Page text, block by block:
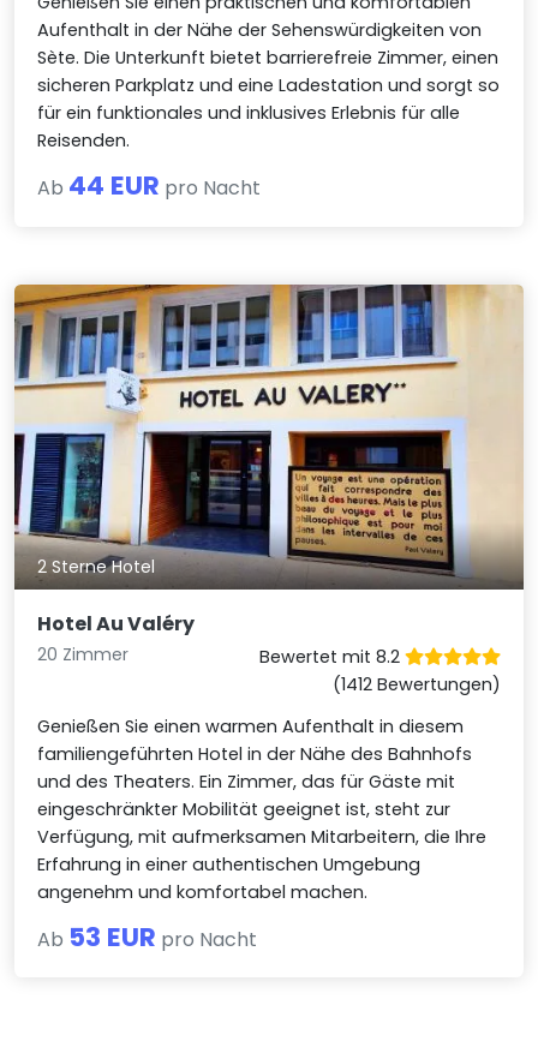
Aufenthalt in der Nähe der Sehenswürdigkeiten von
Sète. Die Unterkunft bietet barrierefreie Zimmer, einen
sicheren Parkplatz und eine Ladestation und sorgt so
für ein funktionales und inklusives Erlebnis für alle
Reisenden.
Ab 44 EUR pro Nacht
2 Sterne Hotel
Hotel Au Valéry
20 Zimmer
Bewertet mit 8.2
(1412 Bewertungen)
Genießen Sie einen warmen Aufenthalt in diesem
familiengeführten Hotel in der Nähe des Bahnhofs
und des Theaters. Ein Zimmer, das für Gäste mit
eingeschränkter Mobilität geeignet ist, steht zur
Verfügung, mit aufmerksamen Mitarbeitern, die Ihre
Erfahrung in einer authentischen Umgebung
angenehm und komfortabel machen.
Ab 53 EUR pro Nacht